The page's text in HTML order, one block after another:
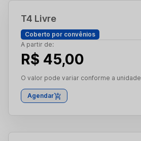
T4 Livre
Coberto por convênios
A partir de:
R$ 45,00
O valor pode variar conforme a unidade
Agendar